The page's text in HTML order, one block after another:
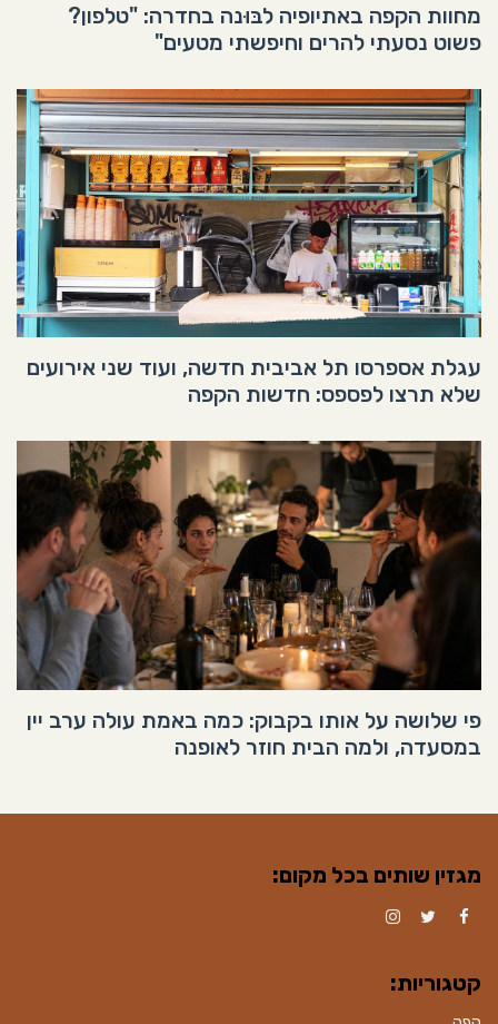
מחוות הקפה באתיופיה לבּוּנה בחדרה: "טלפון?
פשוט נסעתי להרים וחיפשתי מטעים"
עגלת אספרסו תל אביבית חדשה, ועוד שני אירועים
שלא תרצו לפספס: חדשות הקפה
פי שלושה על אותו בקבוק: כמה באמת עולה ערב יין
במסעדה, ולמה הבית חוזר לאופנה
מגזין שותים בכל מקום:
קטגוריות: